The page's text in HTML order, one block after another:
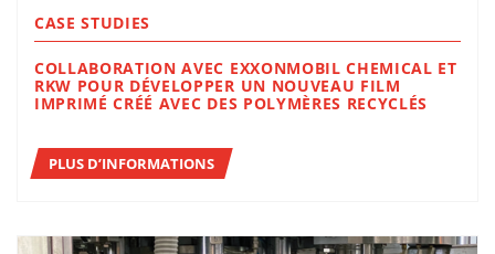
CASE STUDIES
COLLABORATION AVEC EXXONMOBIL CHEMICAL ET
RKW POUR DÉVELOPPER UN NOUVEAU FILM
IMPRIMÉ CRÉÉ AVEC DES POLYMÈRES RECYCLÉS
PLUS D’INFORMATIONS